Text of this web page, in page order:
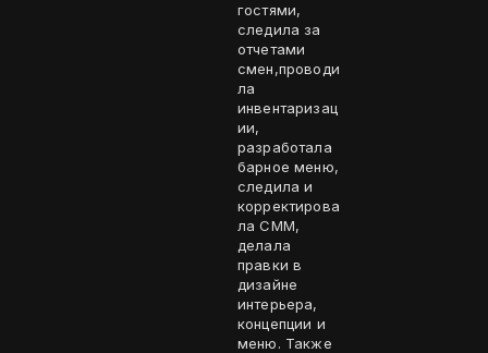
гостями,
следила за
отчетами
смен,проводи
ла
инвентаризац
ии,
разработала
барное меню,
следила и
корректирова
ла СММ,
делала
правки в
дизайне
интерьера,
концепции и
меню. Также